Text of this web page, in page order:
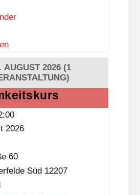
AUGUST 2026 (1
2026
60
Süd 12207